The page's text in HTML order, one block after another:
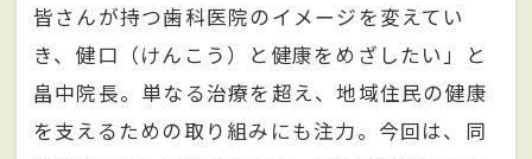
皆さんが持つ歯科医院のイメージを変えてい
き、健口（けんこう）と健康をめざしたい」と
畠中院長。単なる治療を超え、地域住民の健康
を支えるための取り組みにも注力。今回は、同